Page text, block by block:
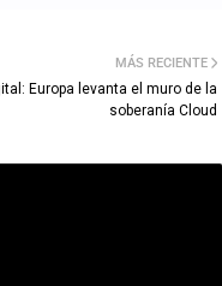
MÁS RECIENTE
Europa levanta el muro de la
soberanía Cloud